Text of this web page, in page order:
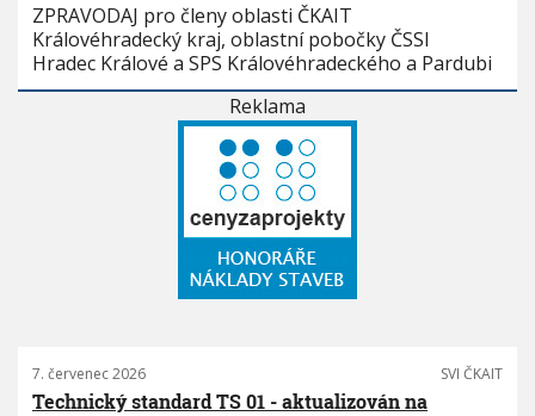
ZPRAVODAJ pro členy oblasti ČKAIT
Královéhradecký kraj, oblastní pobočky ČSSI
Hradec Králové a SPS Královéhradeckého a Pardubi
Reklama
7. červenec 2026 SVI ČKAIT
Technický standard TS 01 - aktualizován na